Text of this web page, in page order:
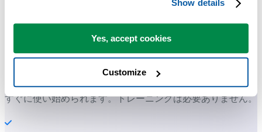
Show details
Yes, accept cookies
Customize
ASAP Utilities は、時間を節約し、Excel だけではできないこ
を可能にします。
すぐに使い始められます。トレーニングは必要ありません。